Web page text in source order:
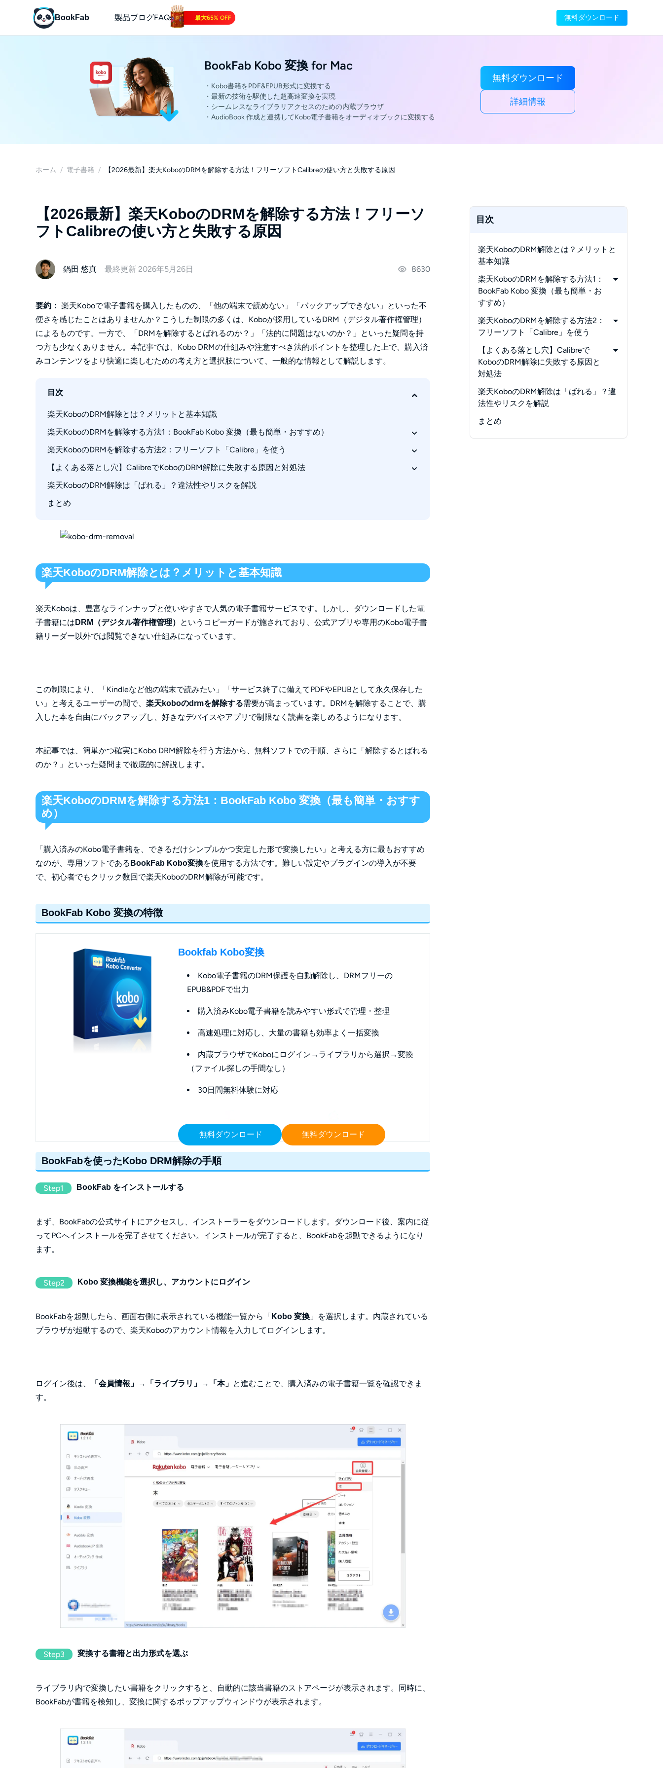
BookFab 製品ブログ
オーディオブック
マンガ
マガジン
テクノロジー
FAQs 最大65% OFF 無料ダウンロード
BookFab Kobo 変換 for Mac
・Kobo書籍をPDF&EPUB形式に変換する
・最新の技術を駆使した超高速変換を実現
・シームレスなライブラリアクセスのための内蔵ブラウザ
・AudioBook 作成と連携してKobo電子書籍をオーディオブックに変換する
無料ダウンロード
詳細情報
ホーム / 電子書籍 / 【2026最新】楽天KoboのDRMを解除する方法！フリーソフトCalibreの使い方と失敗する原因
【2026最新】楽天KoboのDRMを解除する方法！フリーソ
フトCalibreの使い方と失敗する原因
鍋田 悠真 最終更新 2026年5月26日 8630
要約： 楽天Koboで電子書籍を購入したものの、「他の端末で読めない」「バックアップできない」といった不
便さを感じたことはありませんか？こうした制限の多くは、Koboが採用しているDRM（デジタル著作権管理）
によるものです。一方で、「DRMを解除するとばれるのか？」「法的に問題はないのか？」といった疑問を持
つ方も少なくありません。本記事では、Kobo DRMの仕組みや注意すべき法的ポイントを整理した上で、購入済
みコンテンツをより快適に楽しむための考え方と選択肢について、一般的な情報として解説します。
目次
楽天KoboのDRM解除とは？メリットと基本知識
楽天KoboのDRMを解除する方法1：BookFab Kobo 変換（最も簡単・おすすめ）
BookFab Kobo 変換の特徴
BookFabを使ったKobo DRM解除の手順
楽天KoboのDRMを解除する方法2：フリーソフト「Calibre」を使う
CalibreとObok DeDRMプラグインの導入
CalibreでのDRM解除・変換手順
【よくある落とし穴】CalibreでKoboのDRM解除に失敗する原因と対処法
原因1：「No userkeys found...」というエラーが出る
原因2：独自の拡張子（KEPUB）の処理エラー
楽天KoboのDRM解除は「ばれる」？違法性やリスクを解説
まとめ
楽天KoboのDRM解除とは？メリットと基本知識
楽天Koboは、豊富なラインナップと使いやすさで人気の電子書籍サービスです。しかし、ダウンロードした電
子書籍には DRM（デジタル著作権管理）
というコピーガードが施されており、公式アプリや専用のKobo電子書
籍リーダー以外では閲覧できない仕組みになっています。
この制限により、「Kindleなど他の端末で読みたい」「サービス終了に備えてPDFやEPUBとして永久保存した
い」と考えるユーザーの間で、 楽天koboのdrmを解除する需要が高まっています。DRMを解除することで、購
入した本を自由にバックアップし、好きなデバイスやアプリで制限なく読書を楽しめるようになります。
本記事では、簡単かつ確実にKobo DRM解除を行う方法から、無料ソフトでの手順、さらに「解除するとばれる
のか？」といった疑問まで徹底的に解説します。
楽天KoboのDRMを解除する方法1：BookFab Kobo 変換（最も簡単・おすす
め）
「購入済みのKobo電子書籍を、できるだけシンプルかつ安定した形で変換したい」と考える方に最もおすすめ
なのが、専用ソフトである BookFab Kobo変換を使用する方法です。難しい設定やプラグインの導入が不要
で、初心者でもクリック数回で楽天KoboのDRM解除が可能です。
BookFab Kobo 変換の特徴
Bookfab Kobo変換
Kobo電子書籍のDRM保護を自動解除し、DRMフリーの
EPUB&PDFで出力
購入済みKobo電子書籍を読みやすい形式で管理・整理
高速処理に対応し、大量の書籍も効率よく一括変換
内蔵ブラウザでKoboにログイン→ライブラリから選択→変換
（ファイル探しの手間なし）
30日間無料体験に対応
無料ダウンロード 無料ダウンロード
BookFabを使ったKobo DRM解除の手順
Step1 BookFab をインストールする
まず、BookFabの公式サイトにアクセスし、インストーラーをダウンロードします。ダウンロード後、案内に従
ってPCへインストールを完了させてください。インストールが完了すると、BookFabを起動できるようになり
ます。
Step2 Kobo 変換機能を選択し、アカウントにログイン
BookFabを起動したら、画面右側に表示されている機能一覧から「 Kobo 変換 」を選択します。内蔵されている
ブラウザが起動するので、楽天Koboのアカウント情報を入力してログインします。
ログイン後は、 「会員情報」→「ライブラリ」→「本」 と進むことで、購入済みの電子書籍一覧を確認できま
す。
Step3 変換する書籍と出力形式を選ぶ
ライブラリ内で変換したい書籍をクリックすると、自動的に該当書籍のストアページが表示されます。同時に、
BookFabが書籍を検知し、変換に関するポップアップウィンドウが表示されます。
目次
楽天KoboのDRM解除とは？メリットと
基本知識
楽天KoboのDRMを解除する方法1：
BookFab Kobo 変換（最も簡単・お
すすめ）
- BookFab Kobo 変換の特徴
-
BookFabを使ったKobo DRM解除の手
楽天KoboのDRMを解除する方法2：
フリーソフト「Calibre」を使う
CalibreとObok DeDRMプラグインの
導入
- CalibreでのDRM解除・変換手順
【よくある落とし穴】Calibreで
KoboのDRM解除に失敗する原因と
対処法
- 原因1：
「No userkeys found...」というエラ
- 原因2：
独自の拡張子（KEPUB）の処理エラ
楽天KoboのDRM解除は「ばれる」？違
法性やリスクを解説
まとめ